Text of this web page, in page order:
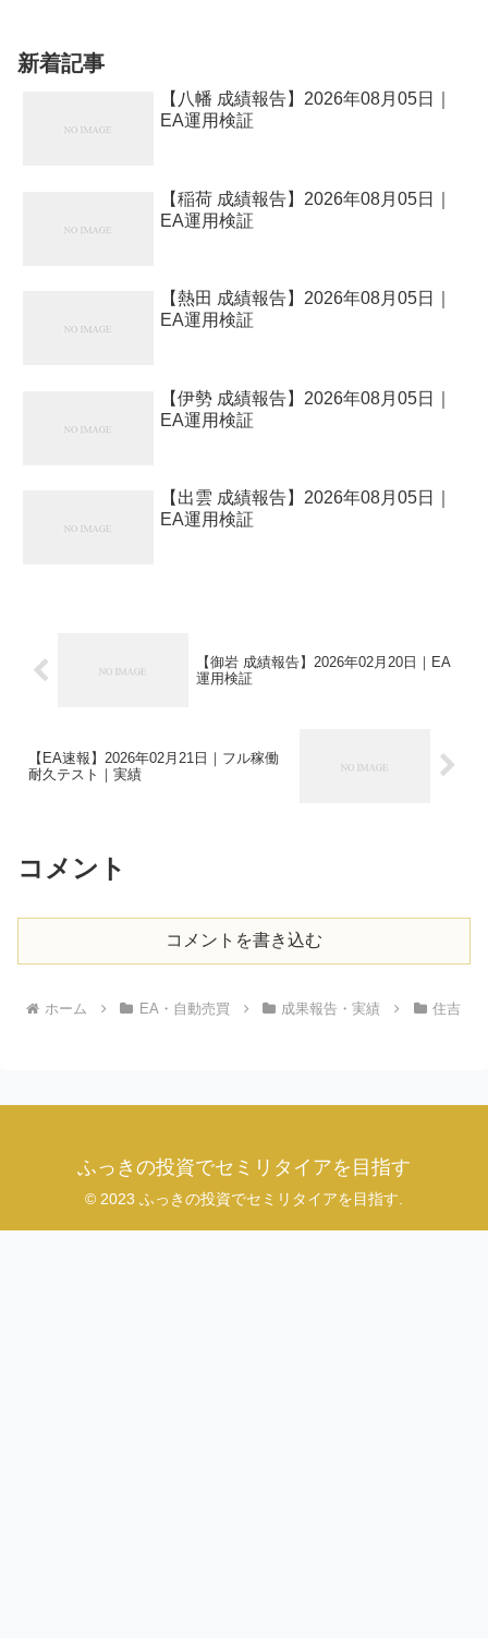
新着記事
【八幡 成績報告】2026年08月05日｜
EA運用検証
【稲荷 成績報告】2026年08月05日｜
EA運用検証
【熱田 成績報告】2026年08月05日｜
EA運用検証
【伊勢 成績報告】2026年08月05日｜
EA運用検証
【出雲 成績報告】2026年08月05日｜
EA運用検証
【御岩 成績報告】2026年02月20日｜EA
運用検証
【EA速報】2026年02月21日｜フル稼働
耐久テスト｜実績
コメント
コメントを書き込む
ホーム EA・自動売買 成果報告・実績 住吉
ふっきの投資でセミリタイアを目指す
© 2023 ふっきの投資でセミリタイアを目指す.